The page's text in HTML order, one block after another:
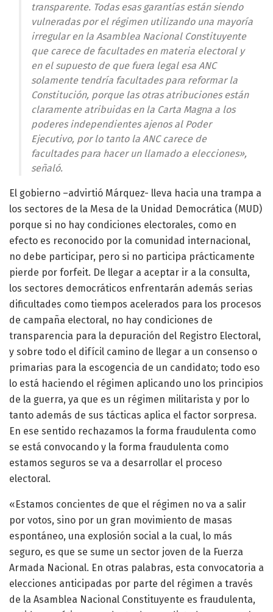
transparente. Todas esas garantías están siendo
vulneradas por el régimen utilizando una mayoría
irregular en la Asamblea Nacional Constituyente
que carece de facultades en materia electoral y
en el supuesto de que fuera legal esa ANC
solamente tendría facultades para reformar la
Constitución, porque las otras atribuciones están
claramente atribuidas en la Carta Magna a los
poderes independientes ajenos al Poder
Ejecutivo, por lo tanto la ANC carece de
facultades para hacer un llamado a elecciones»,
señaló.
El gobierno –advirtió Márquez- lleva hacia una trampa a
los sectores de la Mesa de la Unidad Democrática (MUD)
porque si no hay condiciones electorales, como en
efecto es reconocido por la comunidad internacional,
no debe participar, pero si no participa prácticamente
pierde por forfeit. De llegar a aceptar ir a la consulta,
los sectores democráticos enfrentarán además serias
dificultades como tiempos acelerados para los procesos
de campaña electoral, no hay condiciones de
transparencia para la depuración del Registro Electoral,
y sobre todo el difícil camino de llegar a un consenso o
primarias para la escogencia de un candidato; todo eso
lo está haciendo el régimen aplicando uno los principios
de la guerra, ya que es un régimen militarista y por lo
tanto además de sus tácticas aplica el factor sorpresa.
En ese sentido rechazamos la forma fraudulenta como
se está convocando y la forma fraudulenta como
estamos seguros se va a desarrollar el proceso
electoral.
«Estamos concientes de que el régimen no va a salir
por votos, sino por un gran movimiento de masas
espontáneo, una explosión social a la cual, lo más
seguro, es que se sume un sector joven de la Fuerza
Armada Nacional. En otras palabras, esta convocatoria a
elecciones anticipadas por parte del régimen a través
de la Asamblea Nacional Constituyente es fraudulenta,